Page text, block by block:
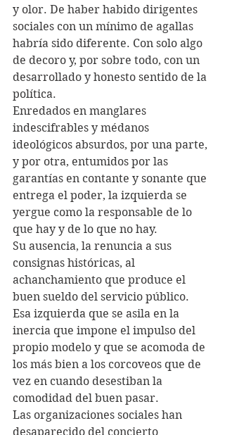
y olor. De haber habido dirigentes
sociales con un mínimo de agallas
habría sido diferente. Con solo algo
de decoro y, por sobre todo, con un
desarrollado y honesto sentido de la
política.
Enredados en manglares
indescifrables y médanos
ideológicos absurdos, por una parte,
y por otra, entumidos por las
garantías en contante y sonante que
entrega el poder, la izquierda se
yergue como la responsable de lo
que hay y de lo que no hay.
Su ausencia, la renuncia a sus
consignas históricas, al
achanchamiento que produce el
buen sueldo del servicio público.
Esa izquierda que se asila en la
inercia que impone el impulso del
propio modelo y que se acomoda de
los más bien a los corcoveos que de
vez en cuando desestiban la
comodidad del buen pasar.
Las organizaciones sociales han
desaparecido del concierto